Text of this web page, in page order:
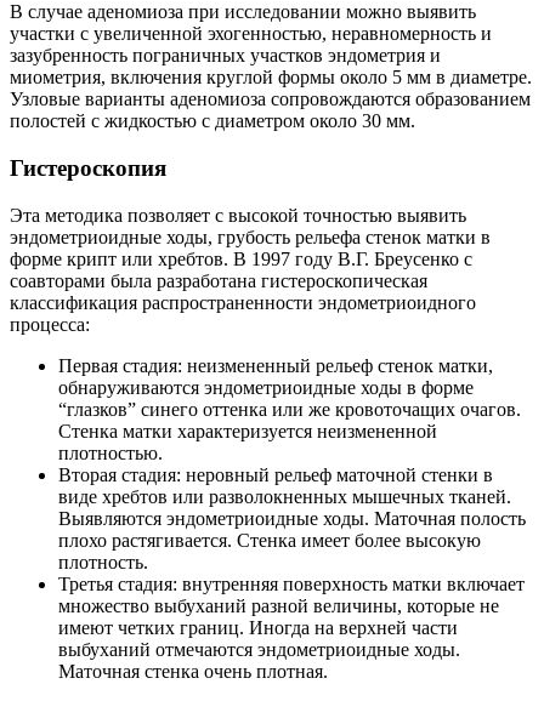
В случае аденомиоза при исследовании можно выявить
участки с увеличенной эхогенностью, неравномерность и
зазубренность пограничных участков эндометрия и
миометрия, включения круглой формы около 5 мм в диаметре.
Узловые варианты аденомиоза сопровождаются образованием
полостей с жидкостью с диаметром около 30 мм.
Гистероскопия
Эта методика позволяет с высокой точностью выявить
эндометриоидные ходы, грубость рельефа стенок матки в
форме крипт или хребтов. В 1997 году В.Г. Бреусенко с
соавторами была разработана гистероскопическая
классификация распространенности эндометриоидного
процесса:
Первая стадия: неизмененный рельеф стенок матки,
обнаруживаются эндометриоидные ходы в форме
“глазков” синего оттенка или же кровоточащих очагов.
Стенка матки характеризуется неизмененной
плотностью.
Вторая стадия: неровный рельеф маточной стенки в
виде хребтов или разволокненных мышечных тканей.
Выявляются эндометриоидные ходы. Маточная полость
плохо растягивается. Стенка имеет более высокую
плотность.
Третья стадия: внутренняя поверхность матки включает
множество выбуханий разной величины, которые не
имеют четких границ. Иногда на верхней части
выбуханий отмечаются эндометриоидные ходы.
Маточная стенка очень плотная.